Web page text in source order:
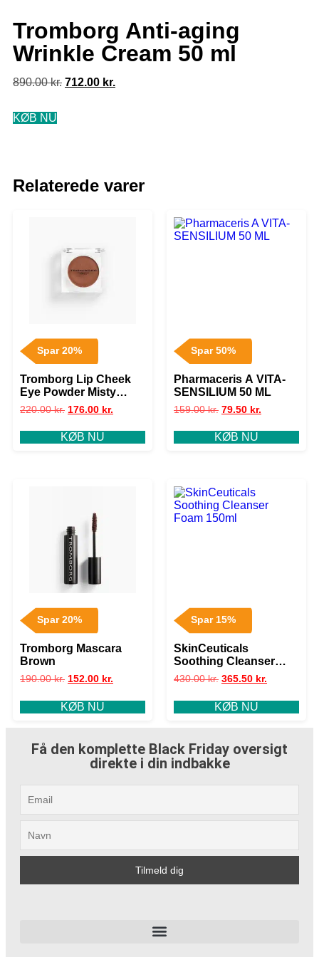
Tromborg Anti-aging
Wrinkle Cream 50 ml
890.00kr. 712.00 kr.
KØB NU
Relaterede varer
Spar 20%
Tromborg Lip Cheek
Eye Powder Misty
Brown
220.00kr. 176.00 kr.
KØB NU
Spar 50%
Pharmaceris A VITA-
SENSILIUM 50 ML
159.00kr. 79.50 kr.
KØB NU
Spar 20%
Tromborg Mascara
Brown
190.00kr. 152.00 kr.
KØB NU
Spar 15%
SkinCeuticals
Soothing Cleanser
Foam 150ml
430.00kr. 365.50 kr.
KØB NU
Få den komplette Black Friday oversigt
direkte i din indbakke